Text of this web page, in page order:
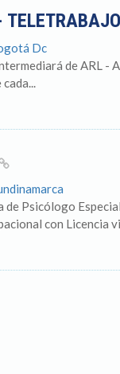
Dc
de ARL
Psicólogo
con Licencia